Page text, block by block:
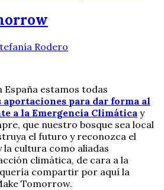
Rodero
España estamos todas
aportaciones para dar forma al
a la Emergencia Climática y
que nuestro bosque sea local
el futuro y reconozca el
la cultura como aliadas
climática, de cara a la
compartir por aquí la
Tomorrow.